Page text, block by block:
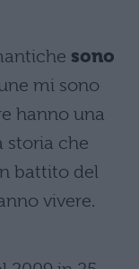
sono
mi sono
hanno una
storia che
battito del
vivere.